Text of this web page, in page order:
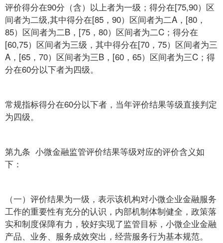
评价得分在90分（含）以上者为一级；得分在[75,90）区
间者为二级,其中得分在[85，90）区间者为二A，[80，
85）区间者为二B，[75，80）区间者为二C；得分在
[60,75）区间者为三级，其中得分在[70，75）区间者为三
A，[65，70）区间者为三B，[60，65）区间者为三C；得
分在60分以下者为四级。
常规指标得分在60分以下者，当年评价结果等级直接判定
为四级。
第九条 小微金融监管评价结果等级对应的评价含义如
下：
（一）评价结果为一级，表示该机构对小微企业金融服务
工作的重要性有充分的认识，内部机制体制健全，政策落
实和制度保障有力，较好实现了监管目标，小微企业金融
产品、业务、服务成效突出，经营服务行为基本规范。